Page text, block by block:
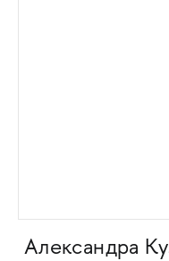
Александра